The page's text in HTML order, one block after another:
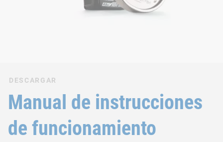
DESCARGAR
Manual de instrucciones
de funcionamiento